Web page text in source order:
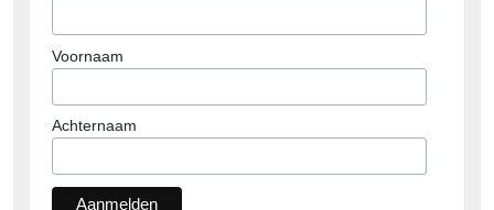
Voornaam
Achternaam